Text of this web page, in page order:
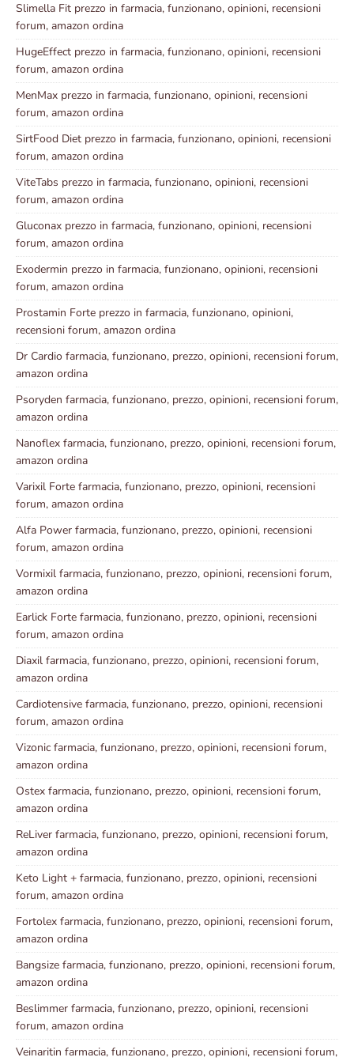
Slimella Fit prezzo in farmacia, funzionano, opinioni, recensioni
forum, amazon ordina
HugeEffect prezzo in farmacia, funzionano, opinioni, recensioni
forum, amazon ordina
MenMax prezzo in farmacia, funzionano, opinioni, recensioni
forum, amazon ordina
SirtFood Diet prezzo in farmacia, funzionano, opinioni, recensioni
forum, amazon ordina
ViteTabs prezzo in farmacia, funzionano, opinioni, recensioni
forum, amazon ordina
Gluconax prezzo in farmacia, funzionano, opinioni, recensioni
forum, amazon ordina
Exodermin prezzo in farmacia, funzionano, opinioni, recensioni
forum, amazon ordina
Prostamin Forte prezzo in farmacia, funzionano, opinioni,
recensioni forum, amazon ordina
Dr Cardio farmacia, funzionano, prezzo, opinioni, recensioni forum,
amazon ordina
Psoryden farmacia, funzionano, prezzo, opinioni, recensioni forum,
amazon ordina
Nanoflex farmacia, funzionano, prezzo, opinioni, recensioni forum,
amazon ordina
Varixil Forte farmacia, funzionano, prezzo, opinioni, recensioni
forum, amazon ordina
Alfa Power farmacia, funzionano, prezzo, opinioni, recensioni
forum, amazon ordina
Vormixil farmacia, funzionano, prezzo, opinioni, recensioni forum,
amazon ordina
Earlick Forte farmacia, funzionano, prezzo, opinioni, recensioni
forum, amazon ordina
Diaxil farmacia, funzionano, prezzo, opinioni, recensioni forum,
amazon ordina
Cardiotensive farmacia, funzionano, prezzo, opinioni, recensioni
forum, amazon ordina
Vizonic farmacia, funzionano, prezzo, opinioni, recensioni forum,
amazon ordina
Ostex farmacia, funzionano, prezzo, opinioni, recensioni forum,
amazon ordina
ReLiver farmacia, funzionano, prezzo, opinioni, recensioni forum,
amazon ordina
Keto Light + farmacia, funzionano, prezzo, opinioni, recensioni
forum, amazon ordina
Fortolex farmacia, funzionano, prezzo, opinioni, recensioni forum,
amazon ordina
Bangsize farmacia, funzionano, prezzo, opinioni, recensioni forum,
amazon ordina
Beslimmer farmacia, funzionano, prezzo, opinioni, recensioni
forum, amazon ordina
Veinaritin farmacia, funzionano, prezzo, opinioni, recensioni forum,